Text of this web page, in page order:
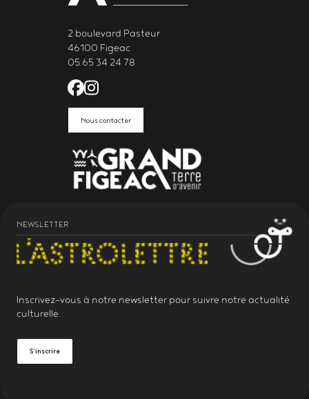
2 boulevard Pasteur
46100 Figeac
05 65 34 24 78
Facebook de l'Astrolabe Grand
Instagram de l'Astrolabe Grand
Nous contacter
NEWSLETTER
Inscrivez-vous à notre newsletter pour suivre notre actualité
culturelle.
S'inscrire